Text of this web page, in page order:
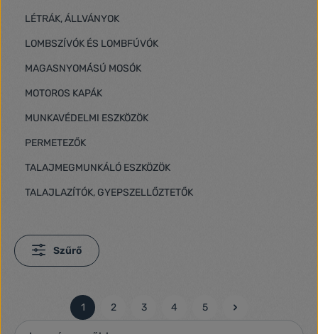
LÉTRÁK, ÁLLVÁNYOK
LOMBSZÍVÓK ÉS LOMBFÚVÓK
MAGASNYOMÁSÚ MOSÓK
MOTOROS KAPÁK
MUNKAVÉDELMI ESZKÖZÖK
PERMETEZŐK
TALAJMEGMUNKÁLÓ ESZKÖZÖK
TALAJLAZÍTÓK, GYEPSZELLŐZTETŐK
Szűrő
Oldal
1
Oldal
2
Oldal
3
Oldal
4
Oldal
5